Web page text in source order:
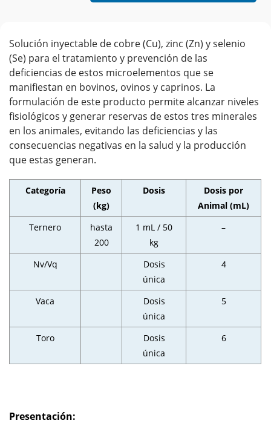
Solución inyectable de cobre (Cu), zinc (Zn) y selenio
(Se) para el tratamiento y prevención de las
deficiencias de estos microelementos que se
manifiestan en bovinos, ovinos y caprinos. La
formulación de este producto permite alcanzar niveles
fisiológicos y generar reservas de estos tres minerales
en los animales, evitando las deficiencias y las
consecuencias negativas en la salud y la producción
que estas generan.
Categoría
Peso
(kg)
Dosis
Dosis por
Animal (mL)
Ternero
hasta
200
1 mL / 50
kg
–
Nv/Vq
Dosis
única
4
Vaca
Dosis
única
5
Toro
Dosis
única
6
Presentación: